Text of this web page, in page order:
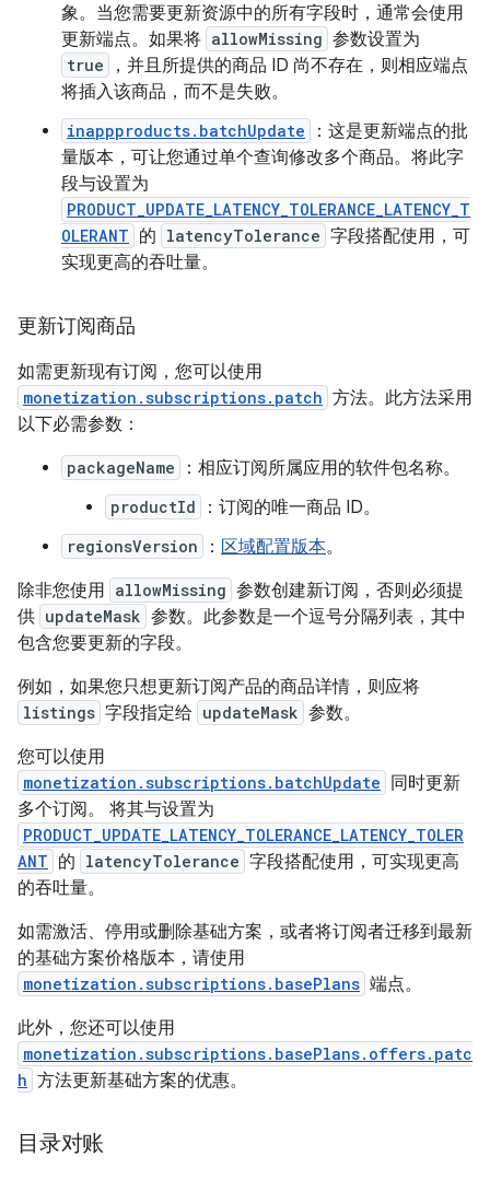
象。当您需要更新资源中的所有字段时，通常会使用
更新端点。如果将 allowMissing 参数设置为
true
，并且所提供的商品 ID 尚不存在，则相应端点
将插入该商品，而不是失败。
inappproducts.batchUpdate
：这是更新端点的批
量版本，可让您通过单个查询修改多个商品。将此字
段与设置为
PRODUCT_UPDATE_LATENCY_TOLERANCE_LATENCY_T
OLERANT 的 latencyTolerance 字段搭配使用，可
实现更高的吞吐量。
更新订阅商品
如需更新现有订阅，您可以使用
monetization.subscriptions.patch 方法。此方法采用
以下必需参数：
packageName ：相应订阅所属应用的软件包名称。
productId ：订阅的唯一商品 ID。
regionsVersion ： 区域配置版本。
除非您使用 allowMissing 参数创建新订阅，否则必须提
供 updateMask 参数。此参数是一个逗号分隔列表，其中
包含您要更新的字段。
例如，如果您只想更新订阅产品的商品详情，则应将
listings 字段指定给 updateMask 参数。
您可以使用
monetization.subscriptions.batchUpdate
同时更新
多个订阅。 将其与设置为
PRODUCT_UPDATE_LATENCY_TOLERANCE_LATENCY_TOLER
ANT 的 latencyTolerance 字段搭配使用，可实现更高
的吞吐量。
如需激活、停用或删除基础方案，或者将订阅者迁移到最新
的基础方案价格版本，请使用
monetization.subscriptions.basePlans 端点。
此外，您还可以使用
monetization.subscriptions.basePlans.offers.patc
h 方法更新基础方案的优惠。
目录对账